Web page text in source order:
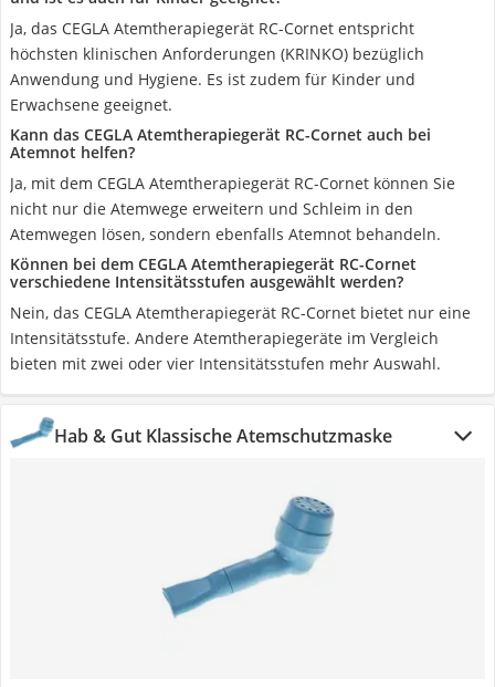
Ja, das CEGLA Atemtherapiegerät RC-Cornet entspricht
höchsten klinischen Anforderungen (KRINKO) bezüglich
Anwendung und Hygiene. Es ist zudem für Kinder und
Erwachsene geeignet.
Kann das CEGLA Atemtherapiegerät RC-Cornet auch bei
Atemnot helfen?
Ja, mit dem CEGLA Atemtherapiegerät RC-Cornet können Sie
nicht nur die Atemwege erweitern und Schleim in den
Atemwegen lösen, sondern ebenfalls Atemnot behandeln.
Können bei dem CEGLA Atemtherapiegerät RC-Cornet
verschiedene Intensitätsstufen ausgewählt werden?
Nein, das CEGLA Atemtherapiegerät RC-Cornet bietet nur eine
Intensitätsstufe. Andere Atemtherapiegeräte im Vergleich
bieten mit zwei oder vier Intensitätsstufen mehr Auswahl.
Hab & Gut Klassische Atemschutzmaske